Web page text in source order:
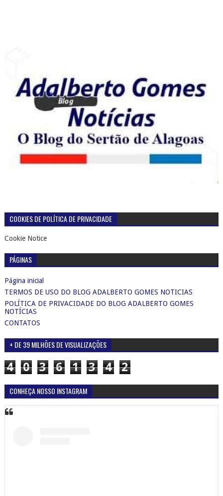
COOKIES DE POLÍTICA DE PRIVACIDADE
Cookie Notice
PÁGINAS
Página inicial
TERMOS DE USO DO BLOG ADALBERTO GOMES NOTICIAS
POLÍTICA DE PRIVACIDADE DO BLOG ADALBERTO GOMES
NOTÍCIAS
CONTATOS
+ DE 39 MILHÕES DE VISUALIZAÇÕES
4 0 3 6 1 3 4 2
CONHEÇA NOSSO INSTAGRAM